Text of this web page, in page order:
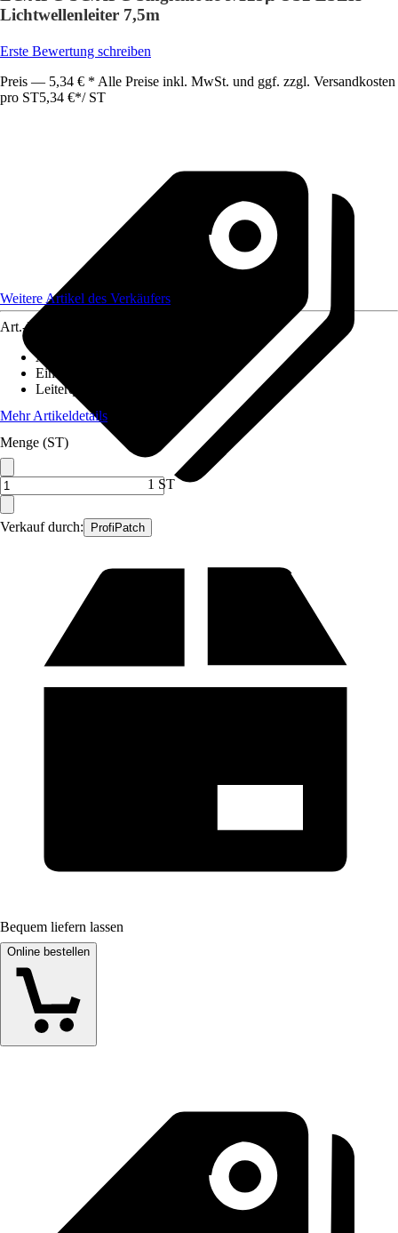
Lichtwellenleiter 7,5m
Erste Bewertung schreiben
Preis — 5,34 € * Alle Preise inkl. MwSt. und ggf. zzgl. Versandkosten
pro ST5,34 €*/ ST
Verkauf durch: ProfiPatch
Weitere Artikel des Verkäufers
Art.-Nr.
Ausführung
Einheit
Leiterquerschnitt
Mehr Artikeldetails
Menge (ST)
1 ST
Bequem liefern lassen
Online bestellen